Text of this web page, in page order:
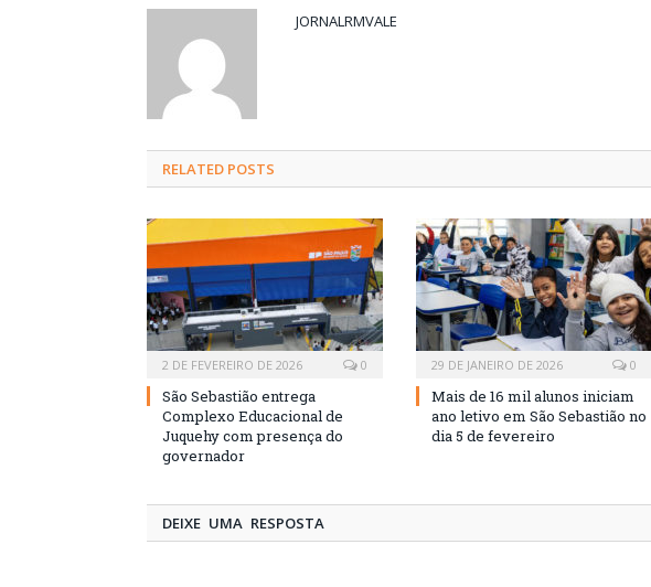
JORNALRMVALE
RELATED POSTS
2 DE FEVEREIRO DE 2026 0
São Sebastião entrega
Complexo Educacional de
Juquehy com presença do
governador
29 DE JANEIRO DE 2026 0
Mais de 16 mil alunos iniciam
ano letivo em São Sebastião no
dia 5 de fevereiro
DEIXE UMA RESPOSTA